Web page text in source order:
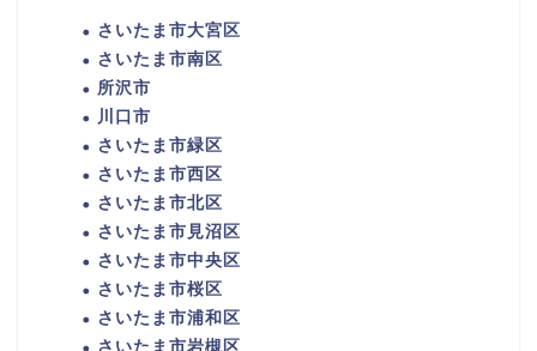
さいたま市大宮区
さいたま市南区
所沢市
川口市
さいたま市緑区
さいたま市西区
さいたま市北区
さいたま市見沼区
さいたま市中央区
さいたま市桜区
さいたま市浦和区
さいたま市岩槻区